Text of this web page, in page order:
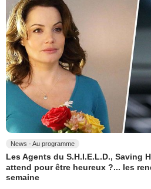
News - Au programme
Les Agents du S.H.I.E.L.D., Saving
attend pour être heureux ?... les
semaine